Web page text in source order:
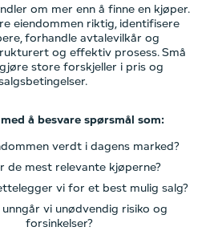
om mer enn å finne en kjøper.
eiendommen riktig, identifisere
forhandle avtalevilkår og
og effektiv prosess. Små
store forskjeller i pris og
å besvare spørsmål som:
verdt i dagens marked?
de mest relevante kjøperne?
vi for et best mulig salg?
vi unødvendig risiko og
forsinkelser?